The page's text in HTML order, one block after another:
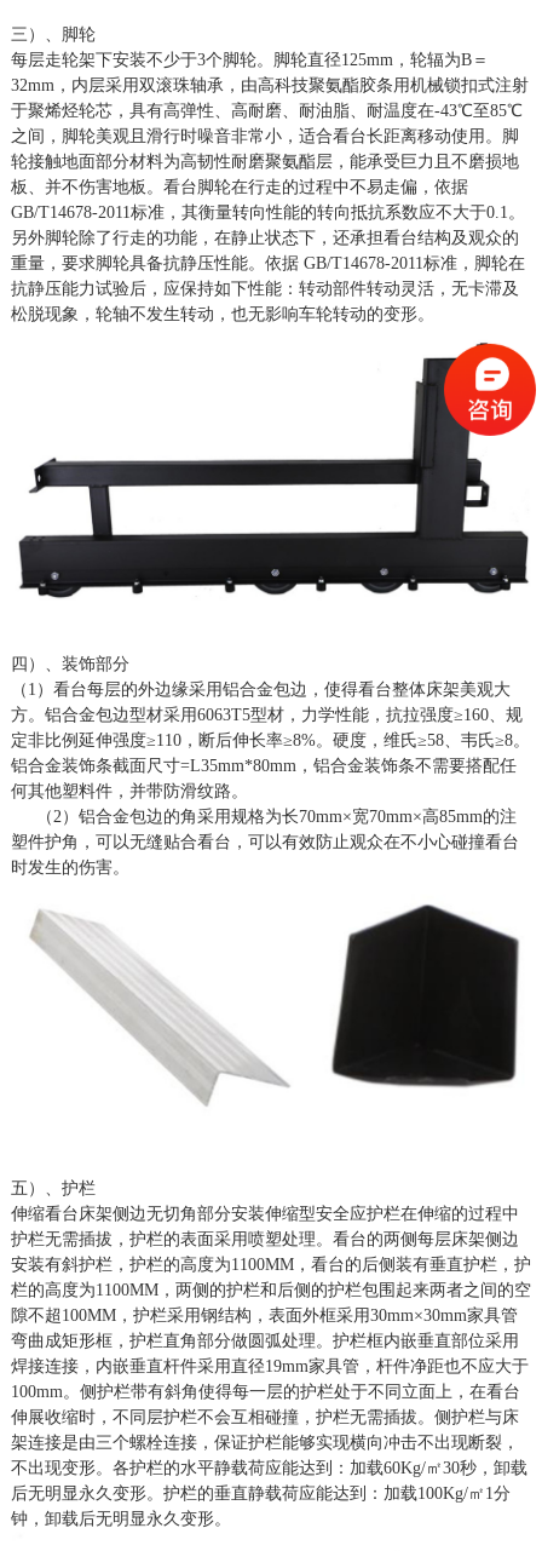
三）、脚轮
每层走轮架下安装不少于3个脚轮。脚轮直径125mm，轮辐为B＝
32mm，内层采用双滚珠轴承，由高科技聚氨酯胶条用机械锁扣式注射
于聚烯烃轮芯，具有高弹性、高耐磨、耐油脂、耐温度在-43℃至85℃
之间，脚轮美观且滑行时噪音非常小，适合看台长距离移动使用。脚
轮接触地面部分材料为高韧性耐磨聚氨酯层，能承受巨力且不磨损地
板、并不伤害地板。看台脚轮在行走的过程中不易走偏，依据
GB/T14678-2011标准，其衡量转向性能的转向抵抗系数应不大于0.1。
另外脚轮除了行走的功能，在静止状态下，还承担看台结构及观众的
重量，要求脚轮具备抗静压性能。依据 GB/T14678-2011标准，脚轮在
抗静压能力试验后，应保持如下性能：转动部件转动灵活，无卡滞及
松脱现象，轮轴不发生转动，也无影响车轮转动的变形。
四）、装饰部分
（ 1）看台每层的外边缘采用铝合金包边，使得看台整体床架美观大
方。铝合金包边型材采用6063T5型材，力学性能，抗拉强度≥160、规
定非比例延伸强度≥110，断后伸长率≥8%。硬度，维氏≥58、韦氏≥8。
铝合金装饰条截面尺寸=L35mm*80mm，铝合金装饰条不需要搭配任
何其他塑料件，并带防滑纹路。
（ 2）铝合金包边的角采用规格为长70mm×宽70mm×高85mm的注
塑件护角，可以无缝贴合看台，可以有效防止观众在不小心碰撞看台
时发生的伤害。
五）、护栏
伸缩看台床架侧边无切角部分安装伸缩型安全应护栏在伸缩的过程中
护栏无需插拔，护栏的表面采用喷塑处理。看台的两侧每层床架侧边
安装有斜护栏，护栏的高度为1100MM，看台的后侧装有垂直护栏，护
栏的高度为1100MM，两侧的护栏和后侧的护栏包围起来两者之间的空
隙不超 100MM，护栏采用钢结构，表面外框采用30mm×30mm家具管
弯曲成矩形框，护栏直角部分做圆弧处理。护栏框内嵌垂直部位采用
焊接连接，内嵌垂直杆件采用直径19mm家具管，杆件净距也不应大于
100mm。 侧护栏带有斜角使得每一层的护栏处于不同立面上， 在看台
伸展收缩时，不同层护栏不会互相碰撞，护栏无需插拔。侧护栏与床
架连接是由三个螺栓连接，保证护栏能够实现横向冲击不出现断裂，
不出现变形。 各护栏的水平静载荷应能达到：加载60Kg/㎡30秒，卸载
后无明显永久变形。护栏的垂直静载荷应能达到：加载100Kg/㎡1分
钟，卸载后无明显永久变形。